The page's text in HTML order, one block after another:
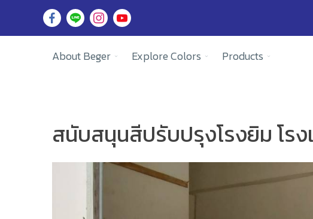
About Beger Explore Colors Products
สนับสนุนสีปรับปรุงโรงยิม โร